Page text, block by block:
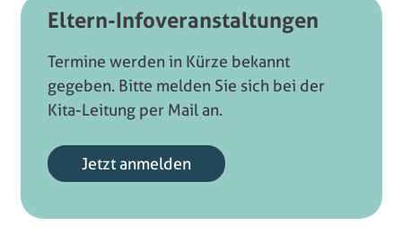
Eltern-Infoveranstaltungen
Termine werden in Kürze bekannt
gegeben. Bitte melden Sie sich bei der
Kita-Leitung per Mail an.
Jetzt anmelden